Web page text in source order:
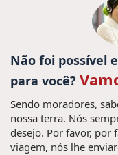
Não foi possível
para você?
Sendo moradores,
nossa terra. Nós
desejo. Por favor, por
viagem, nós lhe